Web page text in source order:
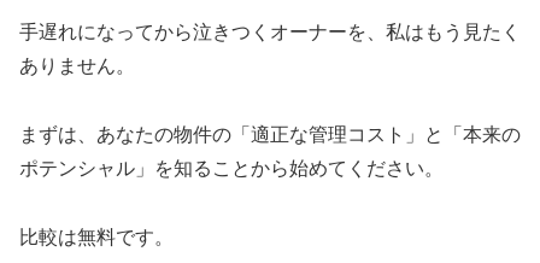
手遅れになってから泣きつくオーナーを、私はもう見たく
ありません。
まずは、あなたの物件の「適正な管理コスト」と「本来の
ポテンシャル」を知ることから始めてください。
比較は無料です。